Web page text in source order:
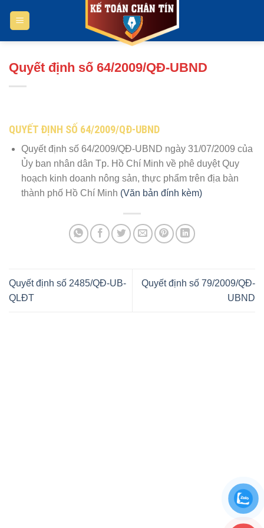
Quyết định số 64/2009/QĐ-UBND
QUYẾT ĐỊNH SỐ 64/2009/QĐ-UBND
Quyết định số 64/2009/QĐ-UBND ngày 31/07/2009 của
Ủy ban nhân dân Tp. Hồ Chí Minh về phê duyệt Quy
hoạch kinh doanh nông sản, thực phẩm trên địa bàn
thành phố Hồ Chí Minh (Văn bản đính kèm)
Quyết định số 2485/QĐ-UB-
QLĐT
Quyết định số 79/2009/QĐ-
UBND